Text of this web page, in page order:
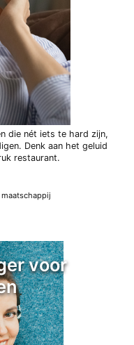
die nét iets te hard zijn,
Denk aan het geluid
restaurant.
voor